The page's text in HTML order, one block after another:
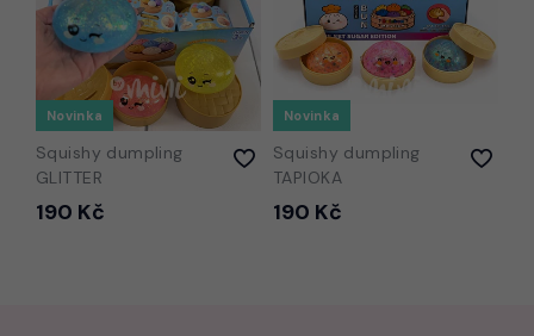
Novinka
Squishy dumpling
GLITTER
190 Kč
Novinka
Squishy dumpling
TAPIOKA
190 Kč